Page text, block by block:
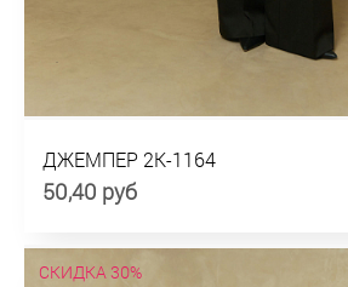
ДЖЕМПЕР 2К-1164
50,40 руб
СКИДКА 30%